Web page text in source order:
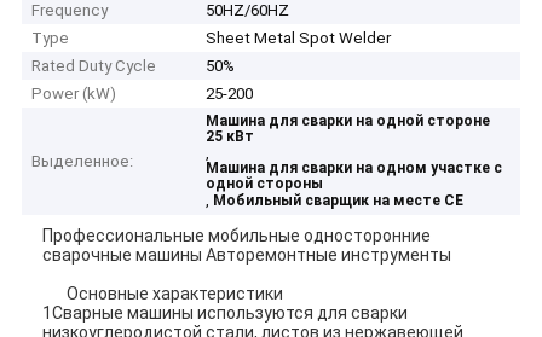
Frequency
50HZ/60HZ
Type
Sheet Metal Spot Welder
Rated Duty Cycle
50%
Power (kW)
25-200
Выделенное:
Машина для сварки на одной стороне
25 кВт
,
Машина для сварки на одном участке с
одной стороны
, Мобильный сварщик на месте CE
Профессиональные мобильные односторонние
сварочные машины Авторемонтные инструменты
Основные характеристики
1Сварные машины используются для сварки
низкоуглеродистой стали, листов из нержавеющей